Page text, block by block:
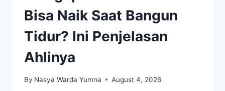
Bisa Naik Saat Bangun
Tidur? Ini Penjelasan
Ahlinya
By Nasya Warda Yumna August 4, 2026